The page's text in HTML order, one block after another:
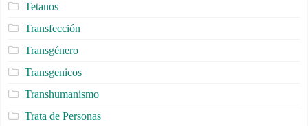
Tetanos
Transfección
Transgénero
Transgenicos
Transhumanismo
Trata de Personas